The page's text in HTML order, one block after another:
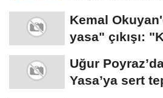
Kemal
yasa" çıkışı:
Uğur
Yasa’ya sert